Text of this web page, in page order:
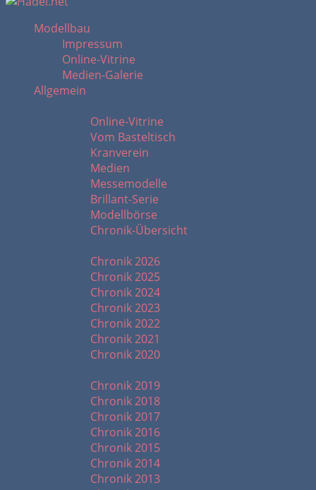
Modellbau
Impressum
Online-Vitrine
Medien-Galerie
Allgemein
Online-Vitrine
Vom Basteltisch
Kranverein
Medien
Messemodelle
Brillant-Serie
Modellbörse
Chronik-Übersicht
Chronik 2026
Chronik 2025
Chronik 2024
Chronik 2023
Chronik 2022
Chronik 2021
Chronik 2020
Chronik 2019
Chronik 2018
Chronik 2017
Chronik 2016
Chronik 2015
Chronik 2014
Chronik 2013